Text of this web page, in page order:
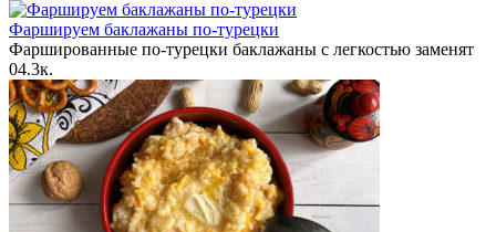
Фаршируем баклажаны по-турецки
Фаршированные по-турецки баклажаны с легкостью заменят
04.3к.